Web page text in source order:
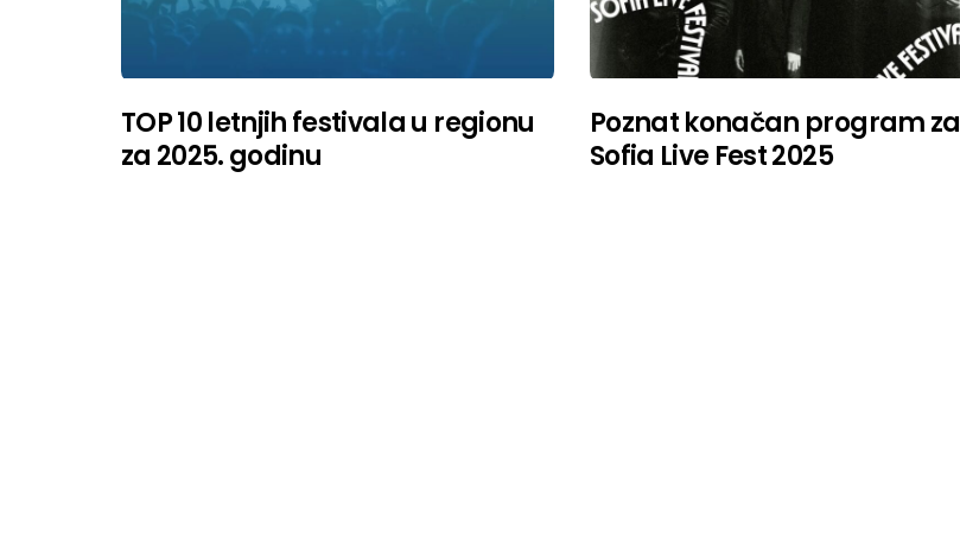
TOP 10 letnjih festivala u regionu
za 2025. godinu
Poznat konačan program za
Sofia Live Fest 2025